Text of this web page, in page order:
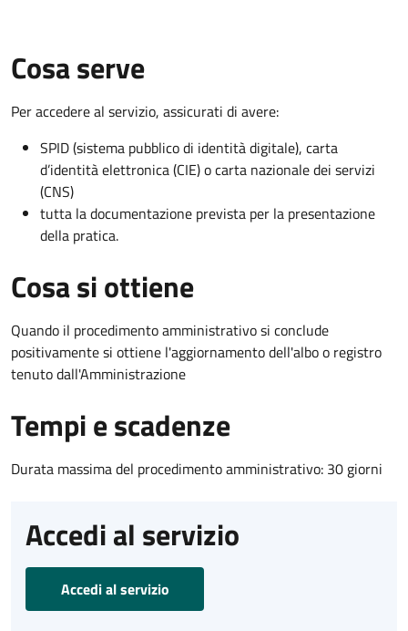
Cosa serve
Per accedere al servizio, assicurati di avere:
SPID (sistema pubblico di identità digitale), carta
d’identità elettronica (CIE) o carta nazionale dei servizi
(CNS)
tutta la documentazione prevista per la presentazione
della pratica.
Cosa si ottiene
Quando il procedimento amministrativo si conclude
positivamente si ottiene l'aggiornamento dell'albo o registro
tenuto dall'Amministrazione
Tempi e scadenze
Durata massima del procedimento amministrativo: 30 giorni
Accedi al servizio
Accedi al servizio